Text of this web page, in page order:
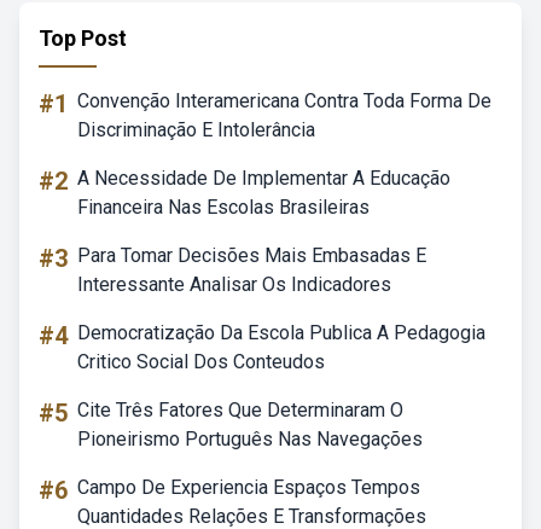
Top Post
#1 Convenção Interamericana Contra Toda Forma De
Discriminação E Intolerância
#2 A Necessidade De Implementar A Educação
Financeira Nas Escolas Brasileiras
#3 Para Tomar Decisões Mais Embasadas E
Interessante Analisar Os Indicadores
#4 Democratização Da Escola Publica A Pedagogia
Critico Social Dos Conteudos
#5 Cite Três Fatores Que Determinaram O
Pioneirismo Português Nas Navegações
#6 Campo De Experiencia Espaços Tempos
Quantidades Relações E Transformações